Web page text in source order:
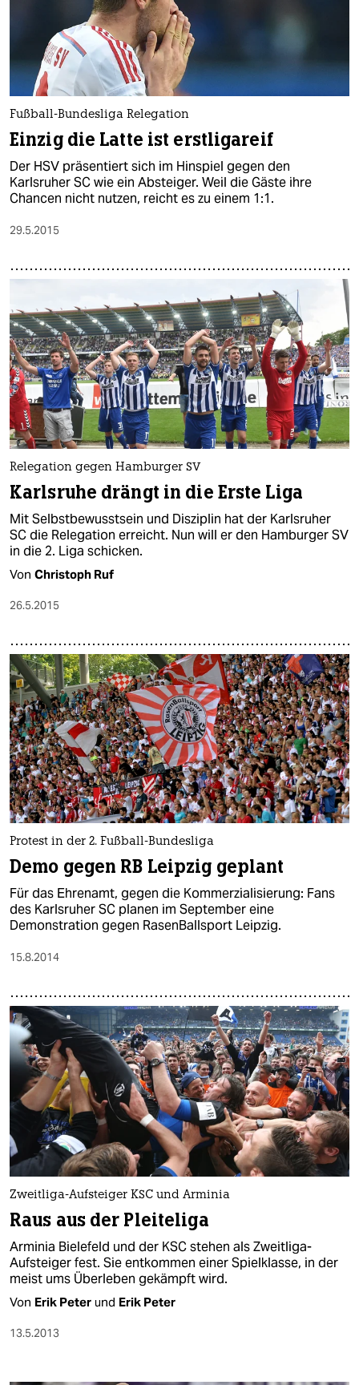
Fußball-Bundesliga Relegation
Einzig die Latte ist erstligareif
Der HSV präsentiert sich im Hinspiel gegen den
Karlsruher SC wie ein Absteiger. Weil die Gäste ihre
Chancen nicht nutzen, reicht es zu einem 1:1.
29.5.2015
Relegation gegen Hamburger SV
Karlsruhe drängt in die Erste Liga
Mit Selbstbewusstsein und Disziplin hat der Karlsruher
SC die Relegation erreicht. Nun will er den Hamburger SV
in die 2. Liga schicken.
Von Christoph Ruf
26.5.2015
Protest in der 2. Fußball-Bundesliga
Demo gegen RB Leipzig geplant
Für das Ehrenamt, gegen die Kommerzialisierung: Fans
des Karlsruher SC planen im September eine
Demonstration gegen RasenBallsport Leipzig.
15.8.2014
Zweitliga-Aufsteiger KSC und Arminia
Raus aus der Pleiteliga
Arminia Bielefeld und der KSC stehen als Zweitliga-
Aufsteiger fest. Sie entkommen einer Spielklasse, in der
meist ums Überleben gekämpft wird.
Von Erik Peter und Erik Peter
13.5.2013